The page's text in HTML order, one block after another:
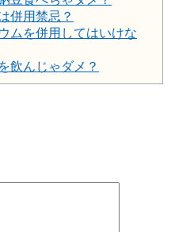
併用禁忌？
ムを併用してはいけな
飲んじゃダメ？